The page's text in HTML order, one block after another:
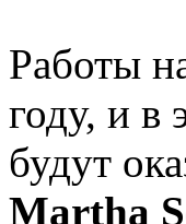
Работы
году, и в
будут
Martha